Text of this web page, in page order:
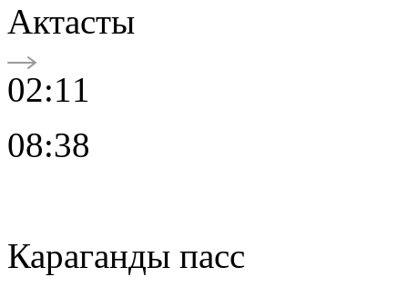
Актасты
02:11
08:38
Караганды пасс